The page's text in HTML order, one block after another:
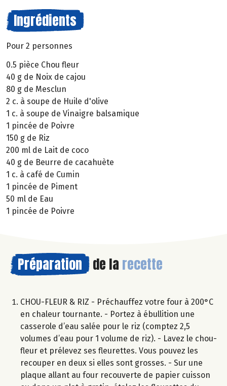
Ingrédients
Pour 2 personnes
0.5 pièce Chou fleur
40 g de Noix de cajou
80 g de Mesclun
2 c. à soupe de Huile d'olive
1 c. à soupe de Vinaigre balsamique
1 pincée de Poivre
150 g de Riz
200 ml de Lait de coco
40 g de Beurre de cacahuète
1 c. à café de Cumin
1 pincée de Piment
50 ml de Eau
1 pincée de Poivre
Préparation de la recette
CHOU-FLEUR & RIZ - Préchauffez votre four à 200°C
en chaleur tournante. - Portez à ébullition une
casserole d’eau salée pour le riz (comptez 2,5
volumes d’eau pour 1 volume de riz). - Lavez le chou-
fleur et prélevez ses fleurettes. Vous pouvez les
recouper en deux si elles sont grosses. - Sur une
plaque allant au four recouverte de papier cuisson